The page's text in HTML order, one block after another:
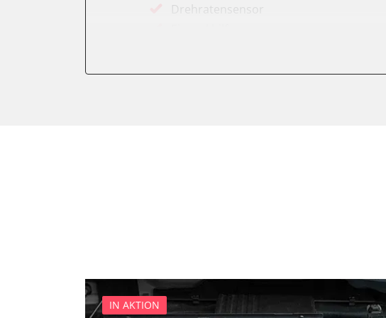
Drehratensensor
Kombiinstrument
Kraftstoffpumpe
IN AKTION